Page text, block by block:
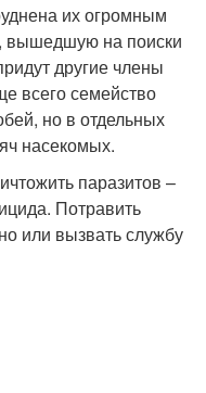
их огромным
вышедшую на поиски
другие члены
всего семейство
но в отдельных
насекомых.
паразитов –
Потравить
или вызвать службу